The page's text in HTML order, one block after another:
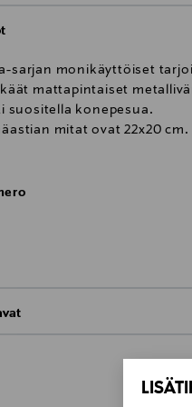
sarjan monikäyttöiset
mattapintaiset
suositella konepesua.
mitat ovat 22x20 cm.
tärkeää, että olet